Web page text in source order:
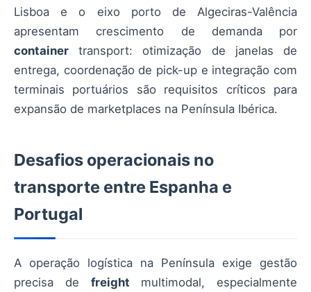
Lisboa e o eixo porto de Algeciras-Valência
apresentam crescimento de demanda por
container transport: otimização de janelas de
entrega, coordenação de pick-up e integração com
terminais portuários são requisitos críticos para
expansão de marketplaces na Península Ibérica.
Desafios operacionais no
transporte entre Espanha e
Portugal
A operação logística na Península exige gestão
precisa de freight multimodal, especialmente